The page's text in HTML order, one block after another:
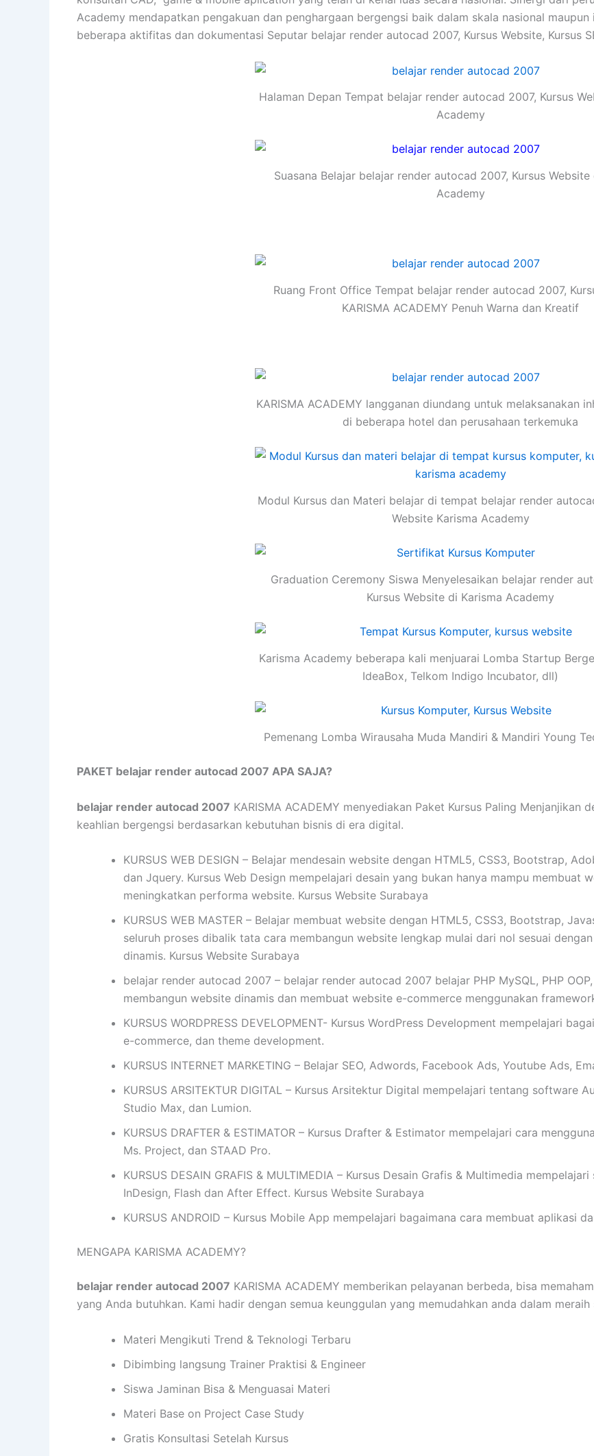
Academy mendapatkan pengakuan dan penghargaan bergengsi baik dalam skala nasional
beberapa aktifitas dan dokumentasi Seputar belajar render autocad 2007, Kursus Website, Kursus
Halaman Depan Tempat belajar render autocad 2007, Kursus
Academy
Suasana Belajar belajar render autocad 2007, Kursus Website
Academy
Ruang Front Office Tempat belajar render autocad 2007,
KARISMA ACADEMY Penuh Warna dan Kreatif
KARISMA ACADEMY langganan diundang untuk melaksanakan
di beberapa hotel dan perusahaan terkemuka
Modul Kursus dan Materi belajar di tempat belajar render
Website Karisma Academy
Graduation Ceremony Siswa Menyelesaikan belajar render
Kursus Website di Karisma Academy
Karisma Academy beberapa kali menjuarai Lomba Startup
IdeaBox, Telkom Indigo Incubator, dll)
Pemenang Lomba Wirausaha Muda Mandiri & Mandiri Young
PAKET belajar render autocad 2007 APA SAJA?
belajar render autocad 2007 KARISMA ACADEMY menyediakan Paket Kursus Paling
keahlian bergengsi berdasarkan kebutuhan bisnis di era digital.
KURSUS WEB DESIGN – Belajar mendesain website dengan HTML5, CSS3, Bootstrap,
dan Jquery. Kursus Web Design mempelajari desain yang bukan hanya mampu membuat
meningkatkan performa website. Kursus Website Surabaya
KURSUS WEB MASTER – Belajar membuat website dengan HTML5, CSS3, Bootstrap,
seluruh proses dibalik tata cara membangun website lengkap mulai dari nol sesuai
dinamis. Kursus Website Surabaya
belajar render autocad 2007 – belajar render autocad 2007 belajar PHP MySQL, PHP
membangun website dinamis dan membuat website e-commerce menggunakan
KURSUS WORDPRESS DEVELOPMENT- Kursus WordPress Development mempelajari
e-commerce, dan theme development.
KURSUS INTERNET MARKETING – Belajar SEO, Adwords, Facebook Ads, Youtube Ads,
KURSUS ARSITEKTUR DIGITAL – Kursus Arsitektur Digital mempelajari tentang software
Studio Max, dan Lumion.
KURSUS DRAFTER & ESTIMATOR – Kursus Drafter & Estimator mempelajari cara
Ms. Project, dan STAAD Pro.
KURSUS DESAIN GRAFIS & MULTIMEDIA – Kursus Desain Grafis & Multimedia
InDesign, Flash dan After Effect. Kursus Website Surabaya
KURSUS ANDROID – Kursus Mobile App mempelajari bagaimana cara membuat aplikasi
MENGAPA KARISMA ACADEMY?
belajar render autocad 2007 KARISMA ACADEMY memberikan pelayanan berbeda, bisa
yang Anda butuhkan. Kami hadir dengan semua keunggulan yang memudahkan anda dalam meraih
Materi Mengikuti Trend & Teknologi Terbaru
Dibimbing langsung Trainer Praktisi & Engineer
Siswa Jaminan Bisa & Menguasai Materi
Materi Base on Project Case Study
Gratis Konsultasi Setelah Kursus